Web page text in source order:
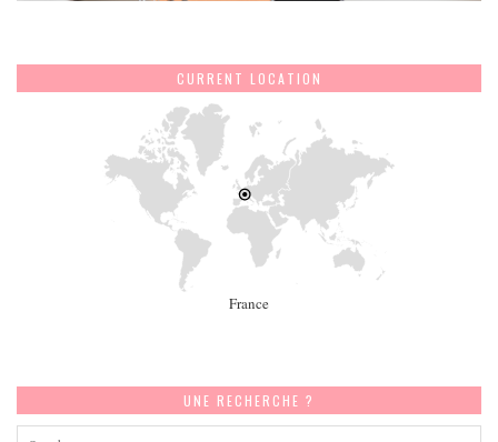
CURRENT LOCATION
France
UNE RECHERCHE ?